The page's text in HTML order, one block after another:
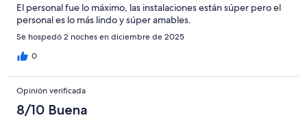
El personal fue lo máximo, las instalaciones están súper pero el
personal es lo más lindo y súper amables.
Se hospedó 2 noches en diciembre de 2025
0
Opinión verificada
8/10 Buena